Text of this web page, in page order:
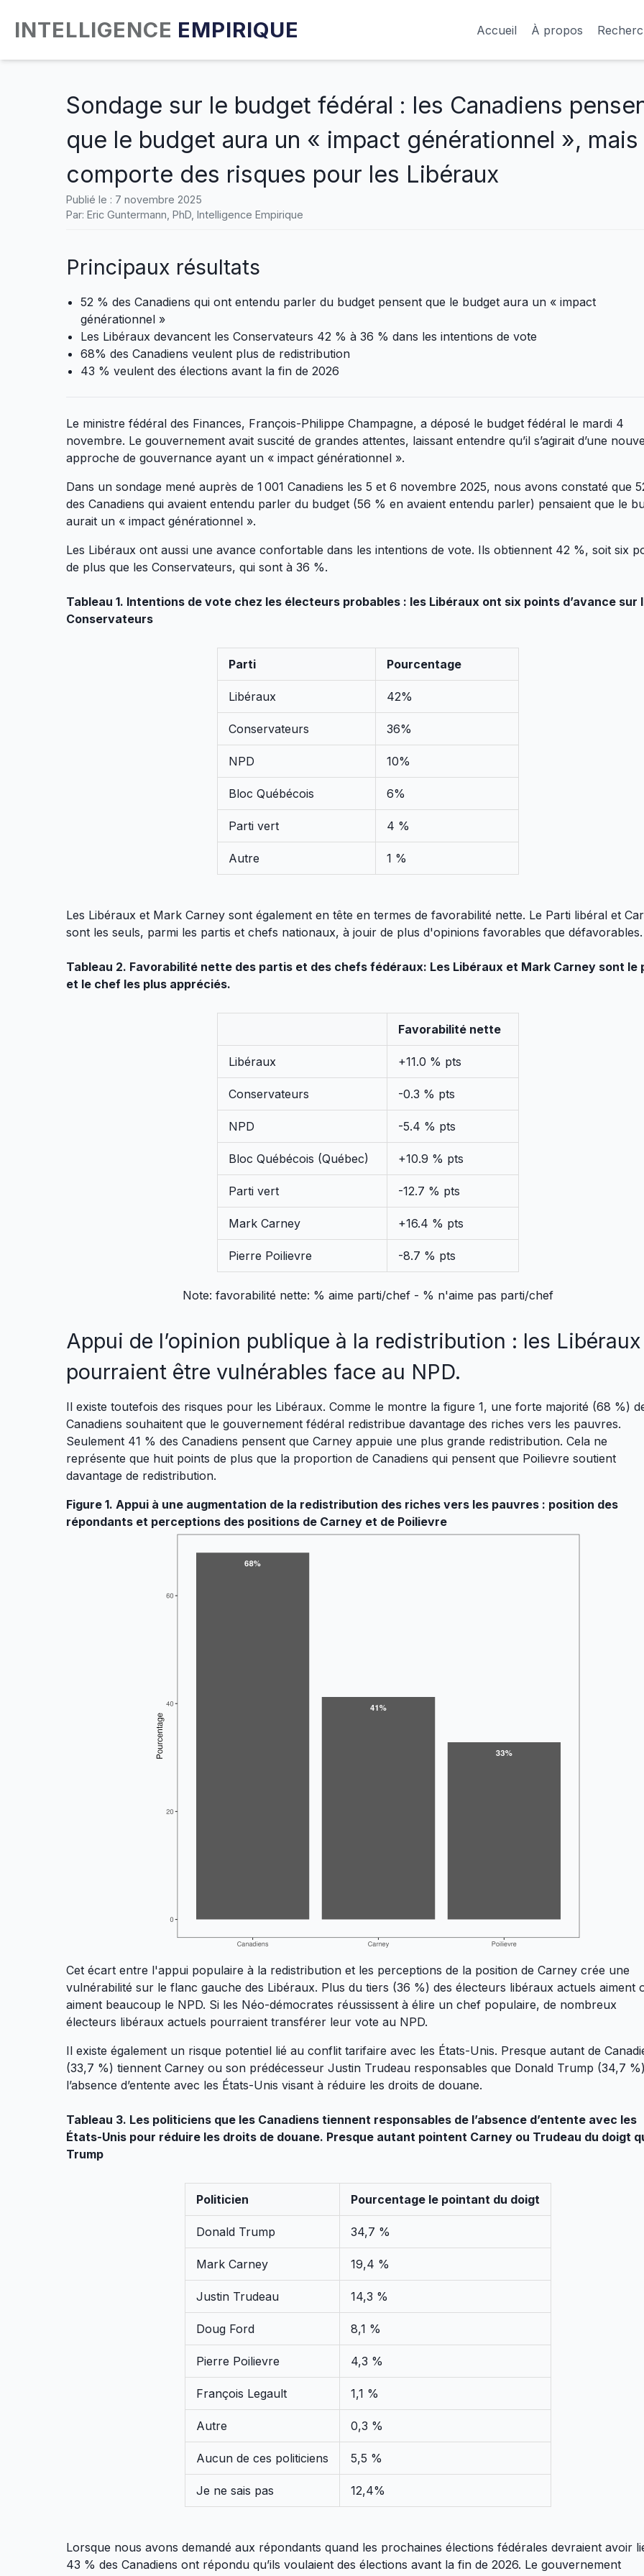
INTELLIGENCE EMPIRIQUE Accueil À propos
Sondage sur le budget fédéral : les Canadiens
que le budget aura un « impact générationnel », mais
comporte des risques pour les Libéraux
Publié le : 7 novembre 2025
Par: Eric Guntermann, PhD, Intelligence Empirique
Principaux résultats
52 % des Canadiens qui ont entendu parler du budget pensent que le budget aura un « impact
générationnel »
Les Libéraux devancent les Conservateurs 42 % à 36 % dans les intentions de vote
68% des Canadiens veulent plus de redistribution
43 % veulent des élections avant la fin de 2026
Le ministre fédéral des Finances, François-Philippe Champagne, a déposé le budget fédéral le mardi 4
novembre. Le gouvernement avait suscité de grandes attentes, laissant entendre qu’il s’agirait d’une
approche de gouvernance ayant un « impact générationnel ».
Dans un sondage mené auprès de 1 001 Canadiens les 5 et 6 novembre 2025, nous avons constaté que
des Canadiens qui avaient entendu parler du budget (56 % en avaient entendu parler) pensaient que le
aurait un « impact générationnel ».
Les Libéraux ont aussi une avance confortable dans les intentions de vote. Ils obtiennent 42 %, soit six
de plus que les Conservateurs, qui sont à 36 %.
Tableau 1. Intentions de vote chez les électeurs probables : les Libéraux ont six points d’avance sur
Conservateurs
Parti Pourcentage
Libéraux 42%
Conservateurs 36%
NPD 10%
Bloc Québécois 6%
Parti vert 4 %
Autre 1 %
Les Libéraux et Mark Carney sont également en tête en termes de favorabilité nette. Le Parti libéral et
sont les seuls, parmi les partis et chefs nationaux, à jouir de plus d'opinions favorables que défavorables.
Tableau 2. Favorabilité nette des partis et des chefs fédéraux: Les Libéraux et Mark Carney sont le
et le chef les plus appréciés.
Favorabilité nette
Libéraux +11.0 % pts
Conservateurs -0.3 % pts
NPD -5.4 % pts
Bloc Québécois (Québec) +10.9 % pts
Parti vert -12.7 % pts
Mark Carney +16.4 % pts
Pierre Poilievre -8.7 % pts
Note: favorabilité nette: % aime parti/chef - % n'aime pas parti/chef
Appui de l’opinion publique à la redistribution : les Libéraux
pourraient être vulnérables face au NPD.
Il existe toutefois des risques pour les Libéraux. Comme le montre la figure 1, une forte majorité (68 %)
Canadiens souhaitent que le gouvernement fédéral redistribue davantage des riches vers les pauvres.
Seulement 41 % des Canadiens pensent que Carney appuie une plus grande redistribution. Cela ne
représente que huit points de plus que la proportion de Canadiens qui pensent que Poilievre soutient
davantage de redistribution.
Figure 1. Appui à une augmentation de la redistribution des riches vers les pauvres : position des
répondants et perceptions des positions de Carney et de Poilievre
Cet écart entre l'appui populaire à la redistribution et les perceptions de la position de Carney crée une
vulnérabilité sur le flanc gauche des Libéraux. Plus du tiers (36 %) des électeurs libéraux actuels aiment
aiment beaucoup le NPD. Si les Néo-démocrates réussissent à élire un chef populaire, de nombreux
électeurs libéraux actuels pourraient transférer leur vote au NPD.
Il existe également un risque potentiel lié au conflit tarifaire avec les États-Unis. Presque autant de
(33,7 %) tiennent Carney ou son prédécesseur Justin Trudeau responsables que Donald Trump (34,7
l’absence d’entente avec les États-Unis visant à réduire les droits de douane.
Tableau 3. Les politiciens que les Canadiens tiennent responsables de l’absence d’entente avec les
États-Unis pour réduire les droits de douane. Presque autant pointent Carney ou Trudeau du doigt
Trump
Politicien Pourcentage le pointant du doigt
Donald Trump 34,7 %
Mark Carney 19,4 %
Justin Trudeau 14,3 %
Doug Ford 8,1 %
Pierre Poilievre 4,3 %
François Legault 1,1 %
Autre 0,3 %
Aucun de ces politiciens 5,5 %
Je ne sais pas 12,4%
Lorsque nous avons demandé aux répondants quand les prochaines élections fédérales devraient avoir
43 % des Canadiens ont répondu qu’ils voulaient des élections avant la fin de 2026. Le gouvernement